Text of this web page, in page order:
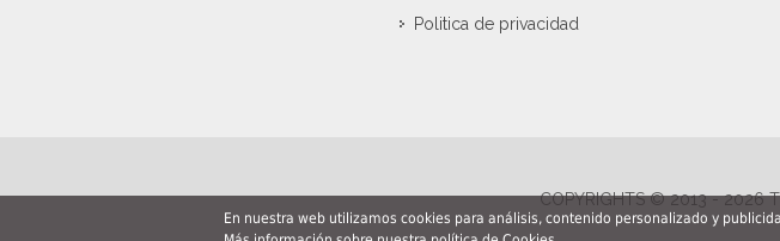
En nuestra web utilizamos cookies para análisis, contenido personalizado y
Politica de privacidad
COPYRIGHTS © 2013 - 2026